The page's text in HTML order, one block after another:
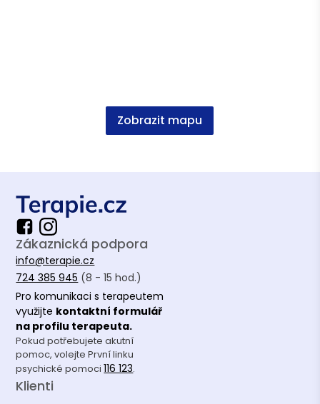
Ostravská univerzita, Mgr
Zobrazit mapu
Zákaznická podpora
info@terapie.cz
724 385 945 (8 - 15 hod.)
Pro komunikaci s terapeutem
využijte kontaktní formulář
na profilu terapeuta.
Pokud potřebujete akutní
pomoc, volejte První linku
psychické pomoci116 123.
Klienti